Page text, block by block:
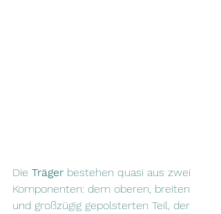
Die Träger bestehen quasi aus zwei
Komponenten: dem oberen, breiten
und großzügig gepolsterten Teil, der